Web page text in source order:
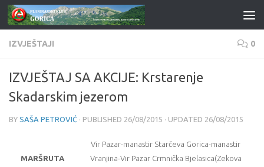
Skip to content
IZVJEŠTAJI 0
IZVJEŠTAJ SA AKCIJE: Krstarenje
Skadarskim jezerom
BY SAŠA PETROVIĆ · PUBLISHED 26/08/2015 · UPDATED 26/08/2015
MARŠRUTA
Vir Pazar-manastir Starčeva Gorica-manastir
Vranjina-Vir Pazar Crmnička Bjelasica(Zekova